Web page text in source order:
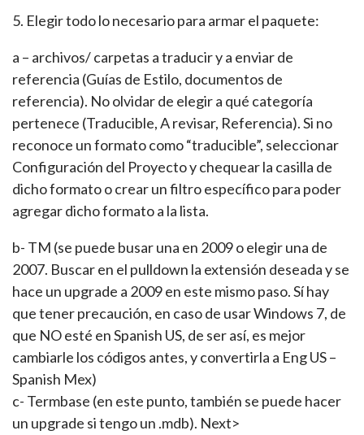
5. Elegir todo lo necesario para armar el paquete:
a – archivos/ carpetas a traducir y a enviar de
referencia (Guías de Estilo, documentos de
referencia). No olvidar de elegir a qué categoría
pertenece (Traducible, A revisar, Referencia). Si no
reconoce un formato como “traducible”, seleccionar
Configuración del Proyecto y chequear la casilla de
dicho formato o crear un filtro específico para poder
agregar dicho formato a la lista.
b- TM (se puede busar una en 2009 o elegir una de
2007. Buscar en el pulldown la extensión deseada y se
hace un upgrade a 2009 en este mismo paso. Sí hay
que tener precaución, en caso de usar Windows 7, de
que NO esté en Spanish US, de ser así, es mejor
cambiarle los códigos antes, y convertirla a Eng US –
Spanish Mex)
c- Termbase (en este punto, también se puede hacer
un upgrade si tengo un .mdb). Next>